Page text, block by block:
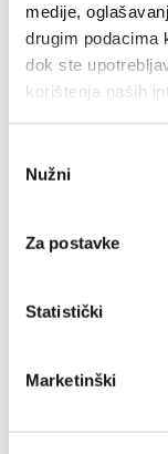
medije,
drugim podacima
dok ste
korištenja naših
pristanka
Nužni
Za postavke
Statistički
Marketinški
Villa Nika,
Villa Nika,
Rechercher
Destination